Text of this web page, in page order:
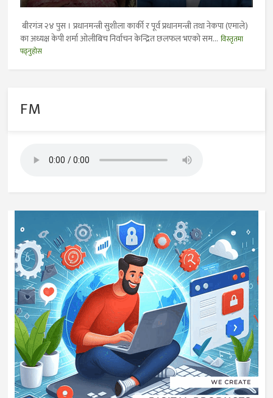
बीरगंज २४ पुस । प्रधानमन्त्री सुशीला कार्की र पूर्व प्रधानमन्त्री तथा नेकपा (एमाले)
का अध्यक्ष केपी शर्मा ओलीबिच निर्वाचन केन्द्रित छलफल भएको सम... विस्तृतमा
पढ्नुहोस
FM